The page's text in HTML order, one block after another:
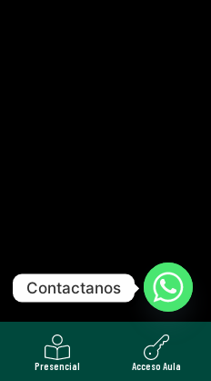
Presencial Acceso Aula
Contactanos